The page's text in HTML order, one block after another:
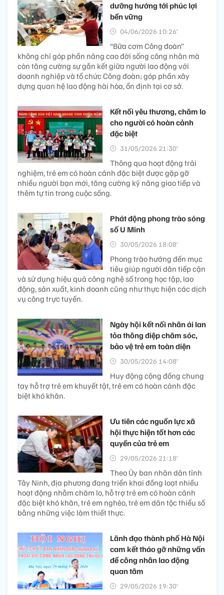
dưỡng hướng tới phúc lợi
bền vững
04/06/2026 10:26’
“Bữa cơm Công đoàn”
không chỉ góp phần nâng cao đời sống công nhân mà
còn tăng cường sự gắn kết giữa người lao động với
doanh nghiệp và tổ chức Công đoàn; góp phần xây
dựng quan hệ lao động hài hòa, ổn định tại cơ sở.
Kết nối yêu thương, chăm lo
cho người có hoàn cảnh
đặc biệt
31/05/2026 21:30’
Thông qua hoạt động trải
nghiệm, trẻ em có hoàn cảnh đặc biệt được gặp gỡ
nhiều người bạn mới, tăng cường kỹ năng giao tiếp và
thêm tự tin trong cuộc sống.
Phát động phong trào sóng
số U Minh
30/05/2026 18:08’
Phong trào hướng đến mục
tiêu giúp người dân tiếp cận
và sử dụng hiệu quả công nghệ số trong học tập, lao
động, sản xuất, kinh doanh cũng như thực hiện các dịch
vụ công trực tuyến.
Ngày hội kết nối nhân ái lan
tỏa thông điệp chăm sóc,
bảo vệ trẻ em toàn diện
30/05/2026 14:08’
Huy động cộng đồng chung
tay hỗ trợ trẻ em khuyết tật, trẻ em có hoàn cảnh đặc
biệt khó khăn.
Ưu tiên các nguồn lực xã
hội thực hiện tốt hơn các
quyền của trẻ em
29/05/2026 21:18’
Theo Ủy ban nhân dân tỉnh
Tây Ninh, địa phương đang triển khai đồng loạt nhiều
hoạt động nhằm chăm lo, hỗ trợ trẻ em có hoàn cảnh
đặc biệt khó khăn, trẻ em nghèo, trẻ em dân tộc thiểu số
bằng những việc làm thiết thực.
Lãnh đạo thành phố Hà Nội
cam kết tháo gỡ những vấn
đề công nhân lao động
quan tâm
29/05/2026 19:30’